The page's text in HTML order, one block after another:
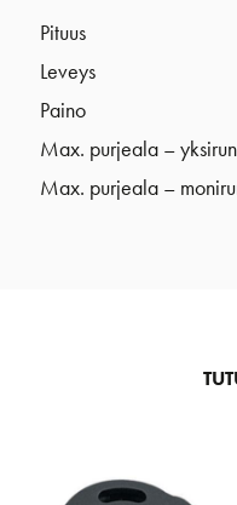
Pituus
Leveys
Paino
Max. purjeala –
Max. purjeala –